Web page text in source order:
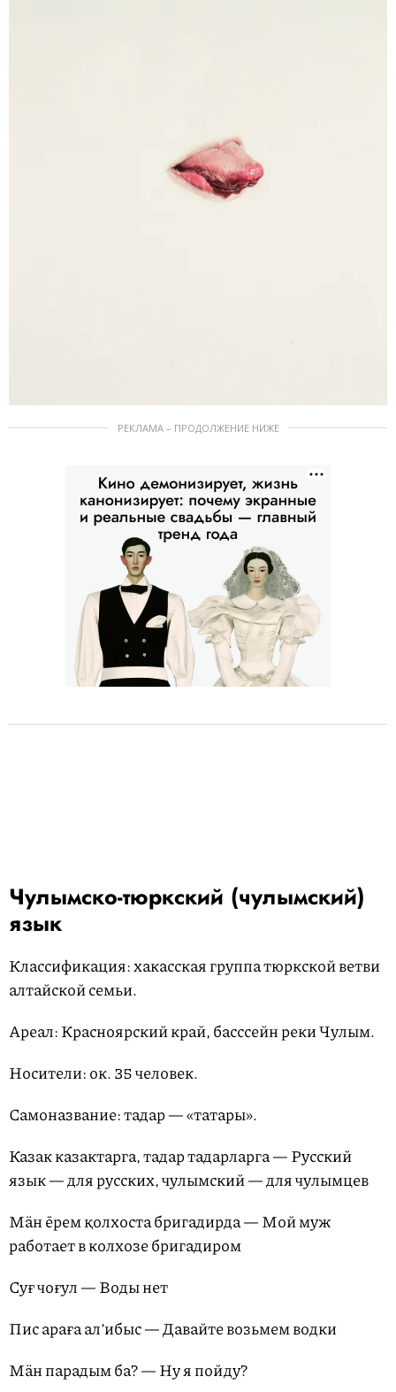
РЕКЛАМА – ПРОДОЛЖЕНИЕ НИЖЕ
Чулымско-тюркский (чулымский)
язык
Классификация: хакасская группа тюркской ветви
алтайской семьи.
Ареал: Красноярский край, басссейн реки Чулым.
Носители: ок. 35 человек.
Самоназвание: тадар — «татары».
Казак казактарга, тадар тадарларга — Русский
язык — для русских, чулымский — для чулымцев
Мäн ēрем қолхоста бригадирда — Мой муж
работает в колхозе бригадиром
Суғ чоғул — Воды нет
Пис араға ал’ибыс — Давайте возьмем водки
Мäн парадым ба? — Ну я пойду?